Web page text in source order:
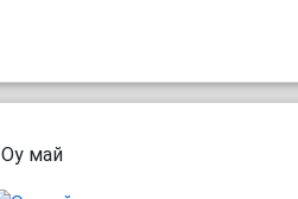
Оу май